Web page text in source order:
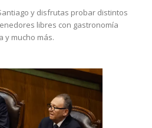
y disfrutas probar distintos
libres con gastronomía
y mucho más.